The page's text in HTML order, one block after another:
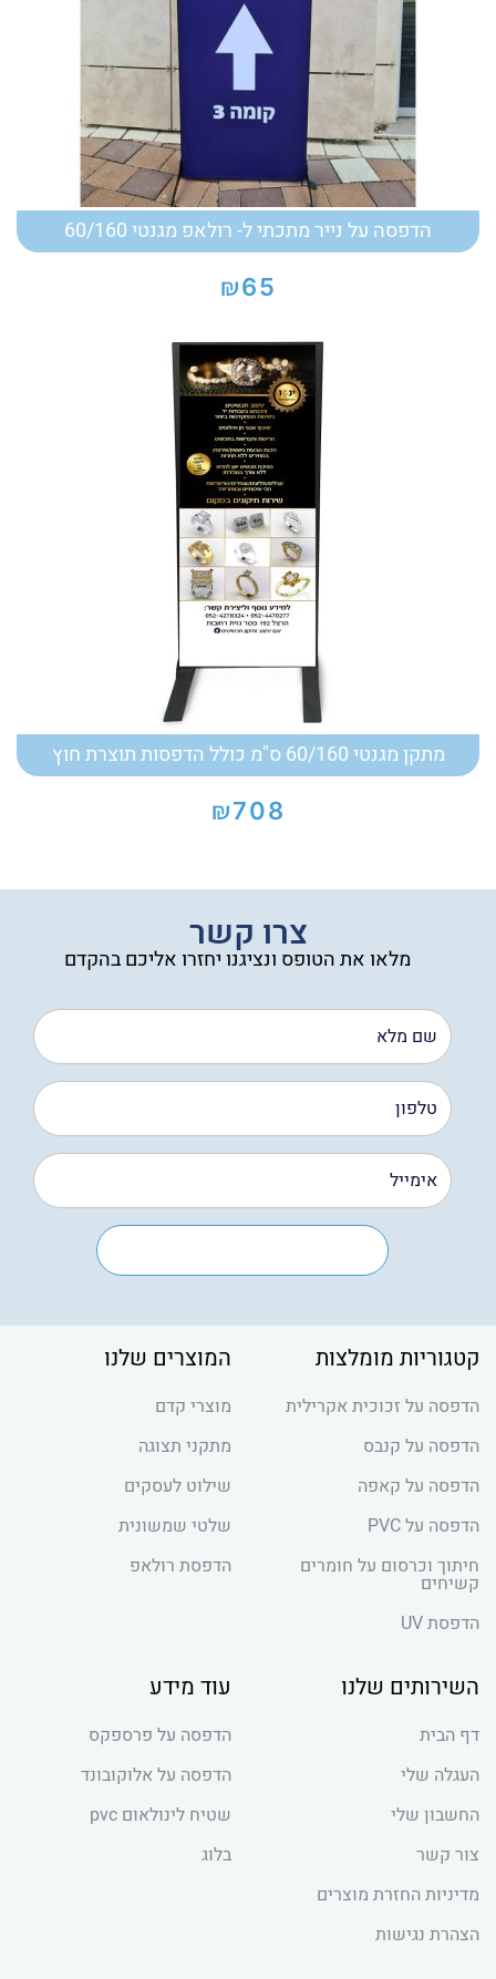
הדפסה על נייר מתכתי ל- רולאפ מגנטי 60/160
₪65
מתקן מגנטי 60/160 ס"מ כולל הדפסות תוצרת חוץ
₪708
צרו קשר
מלאו את הטופס ונציגנו יחזרו אליכם בהקדם
קטגוריות מומלצות
הדפסה על זכוכית אקרילית
הדפסה על קנבס
הדפסה על קאפה
הדפסה על PVC
חיתוך וכרסום על חומרים
קשיחים
הדפסת UV
המוצרים שלנו
מוצרי קדם
מתקני תצוגה
שילוט לעסקים
שלטי שמשונית
הדפסת רולאפ
השירותים שלנו
דף הבית
העגלה שלי
החשבון שלי
צור קשר
מדיניות החזרת מוצרים
הצהרת נגישות
עוד מידע
הדפסה על פרספקס
הדפסה על אלוקובונד
שטיח לינולאום pvc
בלוג